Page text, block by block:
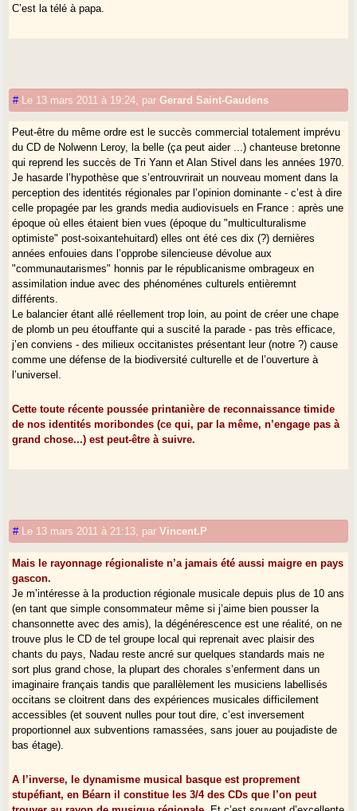
C’est la télé à papa.
# Le 13 mars 2011 à 19:24 parGerard Saint-Gaudens
Peut-être du même ordre est le succès commercial totalement imprévu
du CD de Nolwenn Leroy, la belle (ça peut aider ...) chanteuse bretonne
qui reprend les succès de Tri Yann et Alan Stivel dans les années 1970.
Je hasarde l’hypothèse que s’entrouvrirait un nouveau moment dans la
perception des identités régionales par l’opinion dominante - c’est à dire
celle propagée par les grands media audiovisuels en France : après une
époque où elles étaient bien vues (époque du "multiculturalisme
optimiste" post-soixantehuitard) elles ont été ces dix (?) dernières
années enfouies dans l’opprobe silencieuse dévolue aux
"communautarismes" honnis par le républicanisme ombrageux en
assimilation indue avec des phénoménes culturels entièremnt
différents.
Le balancier étant allé réellement trop loin, au point de créer une chape
de plomb un peu étouffante qui a suscité la parade - pas très efficace,
j’en conviens - des milieux occitanistes présentant leur (notre ?) cause
comme une défense de la biodiversité culturelle et de l’ouverture à
l’universel.
Cette toute récente poussée printanière de reconnaissance timide
de nos identités moribondes (ce qui, par la même, n’engage pas à
grand chose...) est peut-être à suivre.
# Le 13 mars 2011 à 21:13 parVincent.P
Mais le rayonnage régionaliste n’a jamais été aussi maigre en pays
gascon.
Je m’intéresse à la production régionale musicale depuis plus de 10 ans
(en tant que simple consommateur même si j’aime bien pousser la
chansonnette avec des amis), la dégénérescence est une réalité, on ne
trouve plus le CD de tel groupe local qui reprenait avec plaisir des
chants du pays, Nadau reste ancré sur quelques standards mais ne
sort plus grand chose, la plupart des chorales s’enferment dans un
imaginaire français tandis que parallèlement les musiciens labellisés
occitans se cloitrent dans des expériences musicales difficilement
accessibles (et souvent nulles pour tout dire, c’est inversement
proportionnel aux subventions ramassées, sans jouer au poujadiste de
bas étage).
A l’inverse, le dynamisme musical basque est proprement
stupéfiant, en Béarn il constitue les 3/4 des CDs que l’on peut